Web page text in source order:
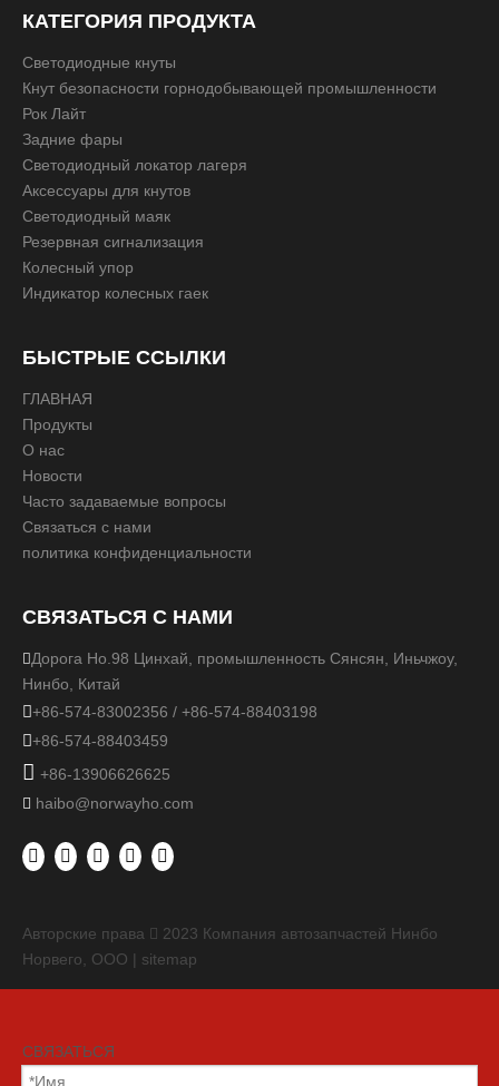
КАТЕГОРИЯ ПРОДУКТА
Светодиодные кнуты
Кнут безопасности горнодобывающей промышленности
Рок Лайт
Задние фары
Светодиодный локатор лагеря
Аксессуары для кнутов
Светодиодный маяк
Резервная сигнализация
Колесный упор
Индикатор колесных гаек
БЫСТРЫЕ ССЫЛКИ
ГЛАВНАЯ
Продукты
О нас
Новости
Часто задаваемые вопросы
Связаться с нами
политика конфиденциальности
СВЯЗАТЬСЯ С НАМИ
 Дорога Но.98 Цинхай, промышленность Сянсян, Иньчжоу,
Нинбо, Китай
+86-574-83002356 / +86-574-88403198
+86-574-88403459
 +86-13906626625
 haibo@norwayho.com
Авторские права  2023 Компания автозапчастей Нинбо
Норвего, ООО | sitemap
СВЯЗАТЬСЯ